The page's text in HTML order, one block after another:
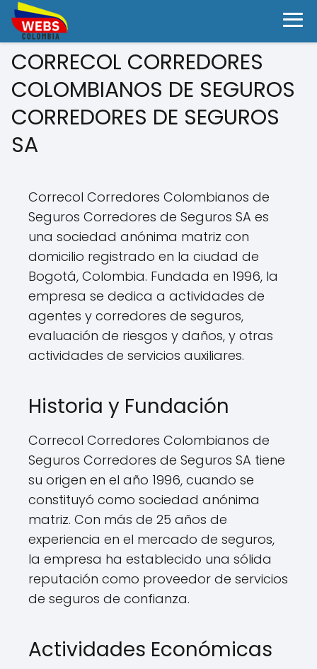
CORRECOL CORREDORES
COLOMBIANOS DE SEGUROS
CORREDORES DE SEGUROS
SA
Correcol Corredores Colombianos de
Seguros Corredores de Seguros SA es
una sociedad anónima matriz con
domicilio registrado en la ciudad de
Bogotá, Colombia. Fundada en 1996, la
empresa se dedica a actividades de
agentes y corredores de seguros,
evaluación de riesgos y daños, y otras
actividades de servicios auxiliares.
Historia y Fundación
Correcol Corredores Colombianos de
Seguros Corredores de Seguros SA tiene
su origen en el año 1996, cuando se
constituyó como sociedad anónima
matriz. Con más de 25 años de
experiencia en el mercado de seguros,
la empresa ha establecido una sólida
reputación como proveedor de servicios
de seguros de confianza.
Actividades Económicas